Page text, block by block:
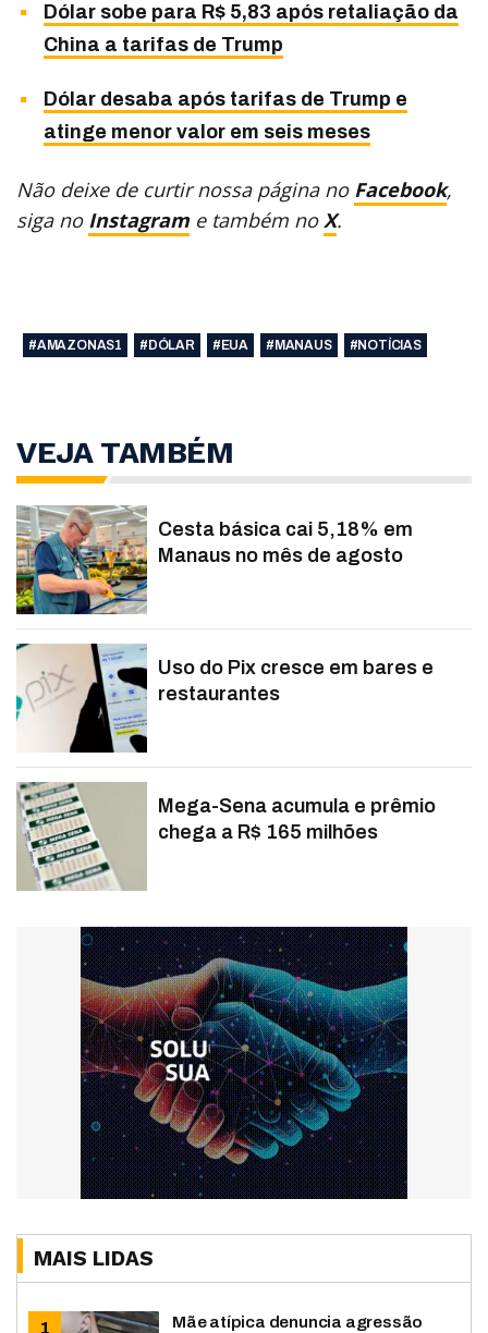
Dólar sobe para R$ 5,83 após retaliação da
China a tarifas de Trump
Dólar desaba após tarifas de Trump e
atinge menor valor em seis meses
Não deixe de curtir nossa página no Facebook,
siga no Instagram e também noX.
#AMAZONAS1 #DÓLAR #EUA #MANAUS #NOTÍCIAS
VEJA TAMBÉM
Cesta básica cai 5,18% em
Manaus no mês de agosto
Uso do Pix cresce em bares e
restaurantes
Mega-Sena acumula e prêmio
chega a R$ 165 milhões
MAIS LIDAS
Mãe atípica denuncia agressão